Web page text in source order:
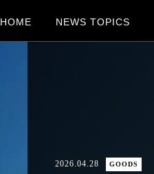
HOME NEWS TOPICS
2026.04.28 GOODS